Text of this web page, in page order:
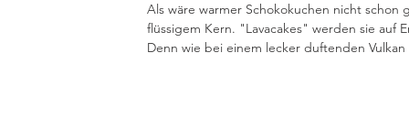
REZEPTKARTEN Rezeptvideo vegan
Als wäre warmer Schokokuchen nicht
flüssigem Kern. "Lavacakes" werden sie auf
Denn wie bei einem lecker duftenden